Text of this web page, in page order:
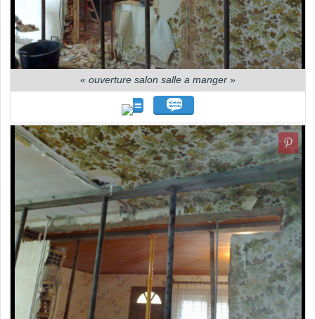
« ouverture salon salle a manger »